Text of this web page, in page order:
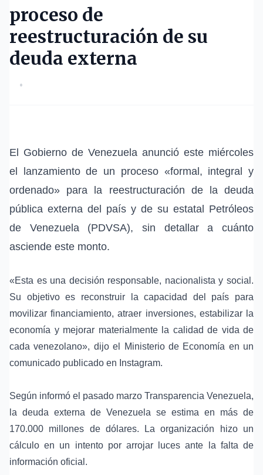
proceso de
reestructuración de su
deuda externa
•
El Gobierno de Venezuela anunció este miércoles
el lanzamiento de un proceso «formal, integral y
ordenado» para la reestructuración de la deuda
pública externa del país y de su estatal Petróleos
de Venezuela (PDVSA), sin detallar a cuánto
asciende este monto.
«Esta es una decisión responsable, nacionalista y social.
Su objetivo es reconstruir la capacidad del país para
movilizar financiamiento, atraer inversiones, estabilizar la
economía y mejorar materialmente la calidad de vida de
cada venezolano», dijo el
Ministerio de Economía en un
comunicado publicado en Instagram.
Según informó el pasado marzo Transparencia Venezuela,
la deuda externa de Venezuela se estima en más de
170.000 millones de dólares. La organización hizo un
cálculo en un intento por arrojar luces ante la falta de
información oficial.